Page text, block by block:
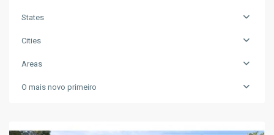
States
Cities
Areas
O mais novo primeiro